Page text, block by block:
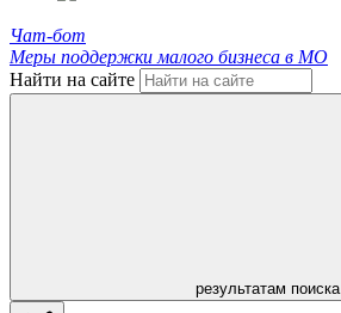
Чат-бот
Меры поддержки малого бизнеса в МО
Найти на сайте
результатам поиска